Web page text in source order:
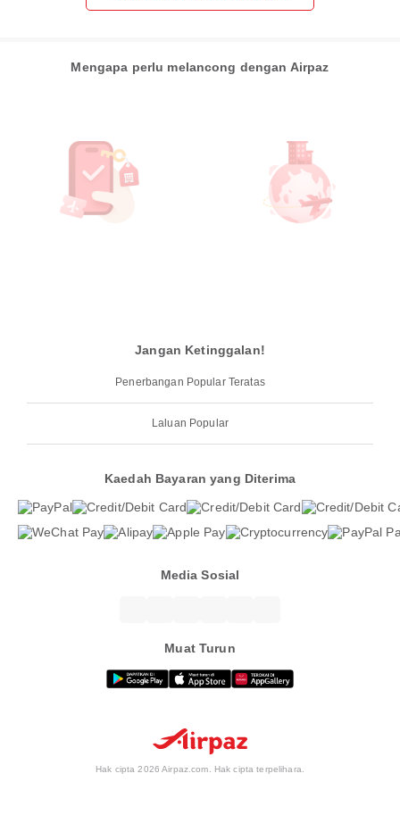
Mengapa perlu melancong dengan Airpaz
Jangan Ketinggalan!
Penerbangan Popular Teratas
Laluan Popular
Kaedah Bayaran yang Diterima
Media Sosial
Muat Turun
Hak cipta 2026 Airpaz.com. Hak cipta terpelihara.